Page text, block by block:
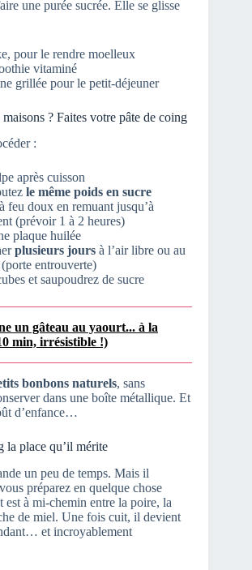
une purée sucrée. Elle se glisse
pour le rendre moelleux
vitaminé
grillée pour le petit-déjeuner
? Faites votre pâte de coing
:
après cuisson
le même poids en sucre
feu doux en remuant jusqu’à
(prévoir 1 à 2 heures)
plaque huilée
plusieurs jours à l’air libre ou au
(porte entrouverte)
et saupoudrez de sucre
un gâteau au yaourt... à la
min, irrésistible !)
bonbons naturels, sans
dans une boîte métallique. Et
d’enfance…
la place qu’il mérite
un peu de temps. Mais il
préparez en quelque chose
est à mi-chemin entre la poire, la
de miel. Une fois cuit, il devient
et incroyablement